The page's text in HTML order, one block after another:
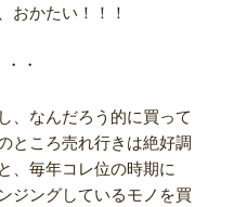
おかたい！！！
・
、なんだろう的に買って
ところ売れ行きは絶好調
、毎年コレ位の時期に
ジングしているモノを買